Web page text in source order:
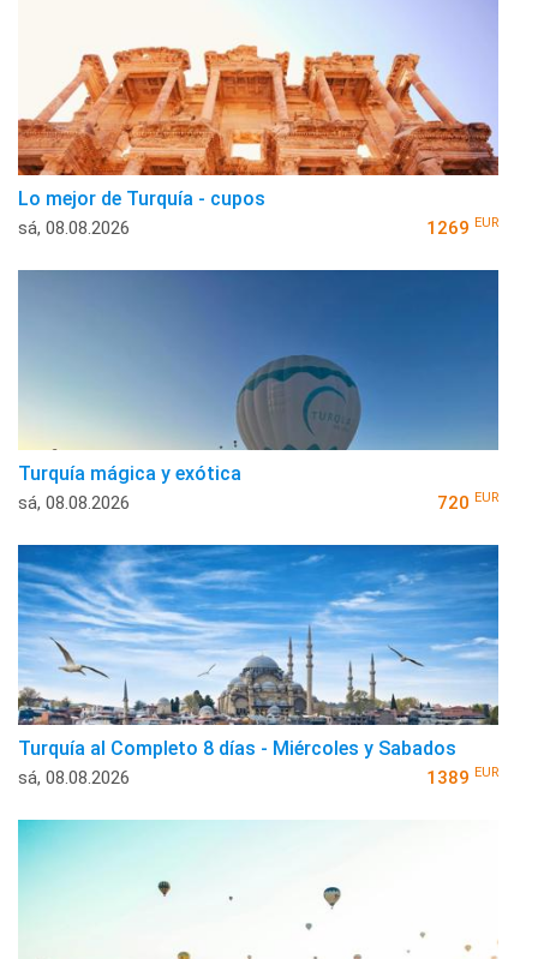
Lo mejor de Turquía - cupos
sá, 08.08.2026 1269 EUR
Turquía mágica y exótica
sá, 08.08.2026 720 EUR
Turquía al Completo 8 días - Miércoles y Sabados
sá, 08.08.2026 1389 EUR